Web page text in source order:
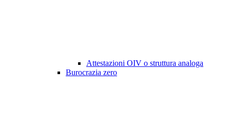
Attestazioni OIV o struttura analoga
Burocrazia zero